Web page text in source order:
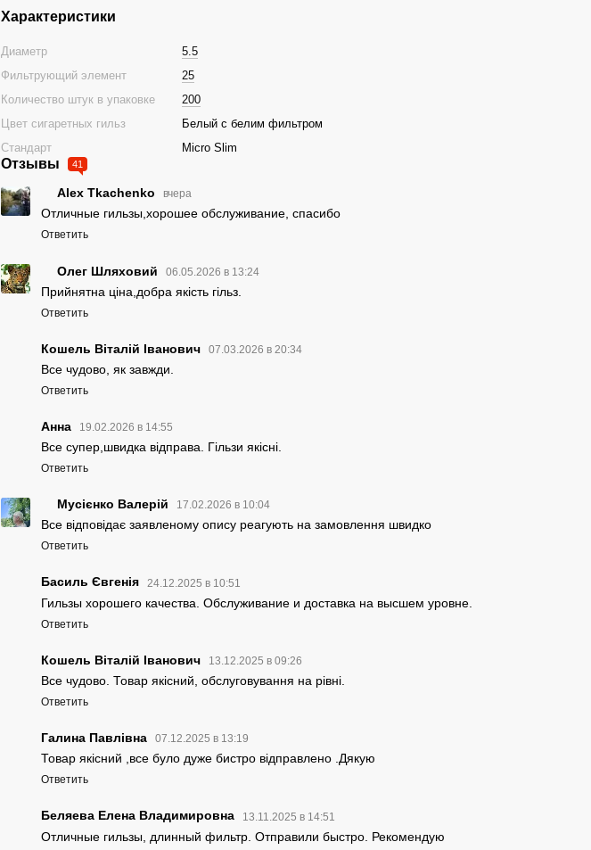
Характеристики
Диаметр
5.5
Фильтрующий элемент
25
Количество штук в упаковке
200
Цвет сигаретных гильз
Белый с белим фильтром
Стандарт
Micro Slim
Отзывы 41
Alex Tkachenko вчера
Отличные гильзы,хорошее обслуживание, спасибо
Ответить
Олег Шляховий 06.05.2026 в 13:24
Прийнятна ціна,добра якість гільз.
Ответить
Кошель Віталій Іванович 07.03.2026 в 20:34
Все чудово, як завжди.
Ответить
Анна 19.02.2026 в 14:55
Все супер,швидка відправа. Гільзи якісні.
Ответить
Мусієнко Валерій 17.02.2026 в 10:04
Все відповідає заявленому опису реагують на замовлення швидко
Ответить
Басиль Євгенія 24.12.2025 в 10:51
Гильзы хорошего качества. Обслуживание и доставка на высшем уровне.
Ответить
Кошель Віталій Іванович 13.12.2025 в 09:26
Все чудово. Товар якісний, обслуговування на рівні.
Ответить
Галина Павлівна 07.12.2025 в 13:19
Товар якісний ,все було дуже бистро відправлено .Дякую
Ответить
Беляева Елена Владимировна 13.11.2025 в 14:51
Отличные гильзы, длинный фильтр. Отправили быстро. Рекомендую